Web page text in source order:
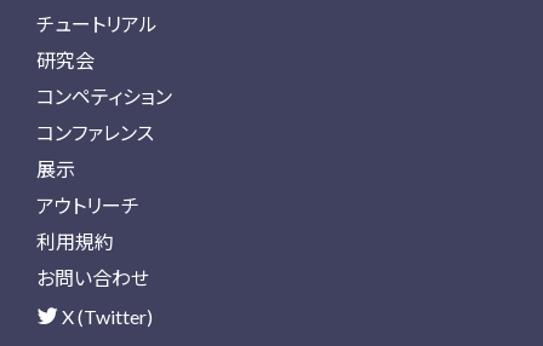
チュートリアル
研究会
コンペティション
コンファレンス
展示
アウトリーチ
利用規約
お問い合わせ
X (Twitter)